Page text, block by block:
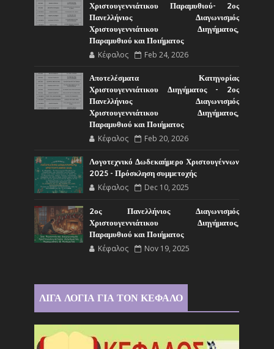
Χριστουγεννιάτικου Παραμυθιού- 2ος
Πανελλήνιος Διαγωνισμός
Χριστουγεννιάτικου Διηγήματος,
Παραμυθιού και Ποιήματος
Κέφαλος Feb 24, 2026
Αποτελέσματα Κατηγορίας
Χριστουγεννιάτικου Διηγήματος - 2ος
Πανελλήνιος Διαγωνισμός
Χριστουγεννιάτικου Διηγήματος,
Παραμυθιού και Ποιήματος
Κέφαλος Feb 20, 2026
Λογοτεχνικό Δωδεκαήμερο Χριστουγέννων
2025 - Πρόσκληση συμμετοχής
Κέφαλος Dec 10, 2025
2ος Πανελλήνιος Διαγωνισμός
Χριστουγεννιάτικου Διηγήματος,
Παραμυθιού και Ποιήματος
Κέφαλος Nov 19, 2025
ΛΙΓΑ ΛΟΓΙΑ ΓΙΑ ΤΟΝ ΚΕΦΑΛΟ